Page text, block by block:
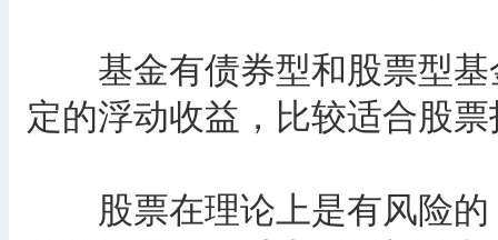
基金有债券型和股票型基
定的浮动收益，比较适合股
股票在理论上是有风险的